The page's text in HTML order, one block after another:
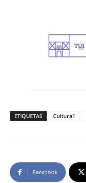
ETIQUETAS Cultura1
Facebook